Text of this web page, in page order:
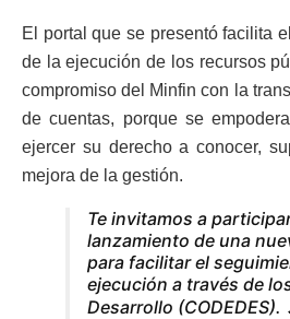
El portal que se presentó facilita
de la ejecución de los recursos
compromiso del Minfin con la
de cuentas, porque se
ejercer su derecho a conocer,
mejora de la gestión.
Te invitamos a
lanzamiento de una
para facilitar el
ejecución a través de
Desarrollo (CODEDES).